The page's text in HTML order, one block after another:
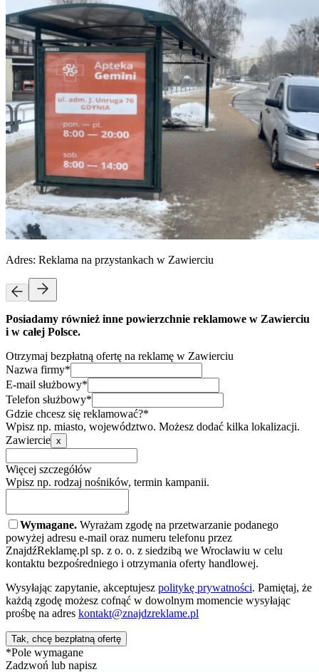
Adres: Reklama na przystankach w Zawierciu
Posiadamy również inne powierzchnie reklamowe w Zawierciu
i w całej Polsce.
Otrzymaj bezpłatną ofertę na reklamę w Zawierciu
Nazwa firmy*
E-mail służbowy*
Telefon służbowy*
Gdzie chcesz się reklamować?*
Wpisz np. miasto, województwo. Możesz dodać kilka lokalizacji.
Zawiercie x
Więcej szczegółów
Wpisz np. rodzaj nośników, termin kampanii.
Wymagane. Wyrażam zgodę na przetwarzanie podanego
powyżej adresu e-mail oraz numeru telefonu przez
ZnajdźReklamę.pl sp. z o. o. z siedzibą we Wrocławiu w celu
kontaktu bezpośredniego i otrzymania oferty handlowej.
Wysyłając zapytanie, akceptujesz politykę prywatności. Pamiętaj, że
każdą zgodę możesz cofnąć w dowolnym momencie wysyłając
prośbę na adres kontakt@znajdzreklame.pl
Tak, chcę bezpłatną ofertę
*Pole wymagane
Zadzwoń lub napisz